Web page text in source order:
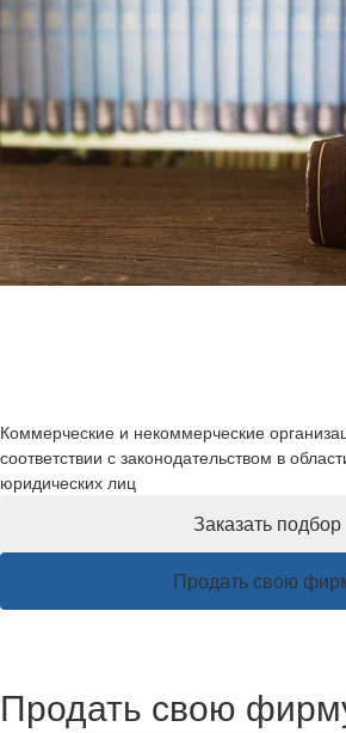
Коммерческие и некоммерческие
соответствии с законодательством в
юридических лиц
Заказать подбор
Продать свою
Продать свою